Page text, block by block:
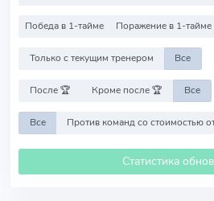
Победа в 1-тайме Поражение в 1-тайме
Только с текущим тренером Все
После 🏆 Кроме после 🏆 Все
Все Против команд со
Статистика